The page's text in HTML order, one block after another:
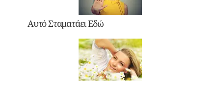
Αυτό Σταματάει Εδώ